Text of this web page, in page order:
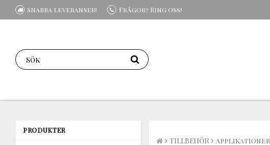
Snabba leveranser! Frågor? Ring oss!
PRODUKTER
TILLBEHÖR Applikationer